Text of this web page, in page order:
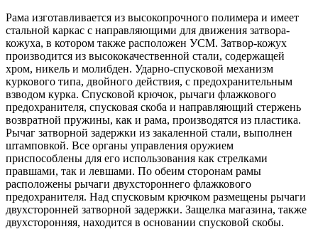
Рама изготавливается из высокопрочного полимера и имеет
стальной каркас с направляющими для движения затвора-
кожуха, в котором также расположен УСМ. Затвор-кожух
производится из высококачественной стали, содержащей
хром, никель и молибден. Ударно-спусковой механизм
куркового типа, двойного действия, с предохранительным
взводом курка. Спусковой крючок, рычаги флажкового
предохранителя, спусковая скоба и направляющий стержень
возвратной пружины, как и рама, производятся из пластика.
Рычаг затворной задержки из закаленной стали, выполнен
штамповкой. Все органы управления оружием
приспособлены для его использования как стрелками
правшами, так и левшами. По обеим сторонам рамы
расположены рычаги двухстороннего флажкового
предохранителя. Над спусковым крючком размещены рычаги
двухсторонней затворной задержки. Защелка магазина, также
двухсторонняя, находится в основании спусковой скобы.